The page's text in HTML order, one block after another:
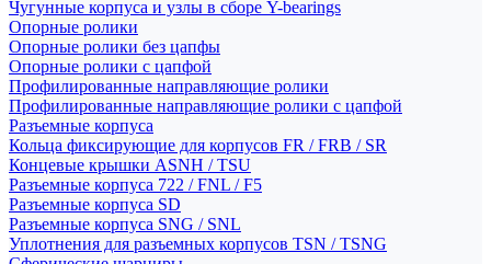
Чугунные корпуса и узлы в сборе Y-bearings
Опорные ролики
Опорные ролики без цапфы
Опорные ролики с цапфой
Профилированные направляющие ролики
Профилированные направляющие ролики с цапфой
Разъемные корпуса
Кольца фиксирующие для корпусов FR / FRB / SR
Концевые крышки ASNH / TSU
Разъемные корпуса 722 / FNL / F5
Разъемные корпуса SD
Разъемные корпуса SNG / SNL
Уплотнения для разъемных корпусов TSN / TSNG